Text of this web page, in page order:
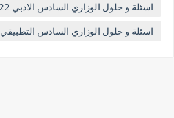
اسئلة و حلول الوزاري السادس الادبي 2022 الدور الاول
اسئلة و حلول الوزاري السادس التطبيقي 2022 الدور الاول